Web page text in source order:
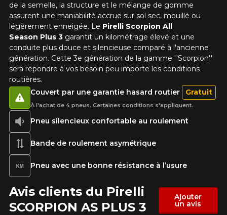
de la semelle, la structure et le mélange de gomme
assurent une maniabilité accrue sur sol sec, mouillé ou
légèrement enneigée. Le Pirelli Scorpion All
Season Plus 3 garantit un kilométrage élevé et une
conduite plus douce et silencieuse comparé à l'ancienne
génération. Cette 3e génération de la gamme ''Scorpion''
sera répondre à vos besoin peu importe les conditions
routières.
Pneu silencieux confortable au roulement
Bande de roulement asymétrique
Pneu avec une bonne résistance à l’usure
Couvert par une garantie hasard routier Gratuit
À l'achat de 4 pneus. Certaines conditions s'appliquent.
Avis clients du Pirelli
SCORPION AS PLUS 3
Ajouter
un avis